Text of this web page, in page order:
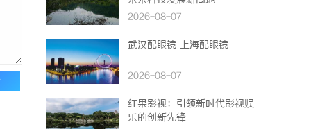
2026-08-07
武汉配眼镜 上海配眼镜
2026-08-07
红果影视：引领新时代影视娱
乐的创新先锋